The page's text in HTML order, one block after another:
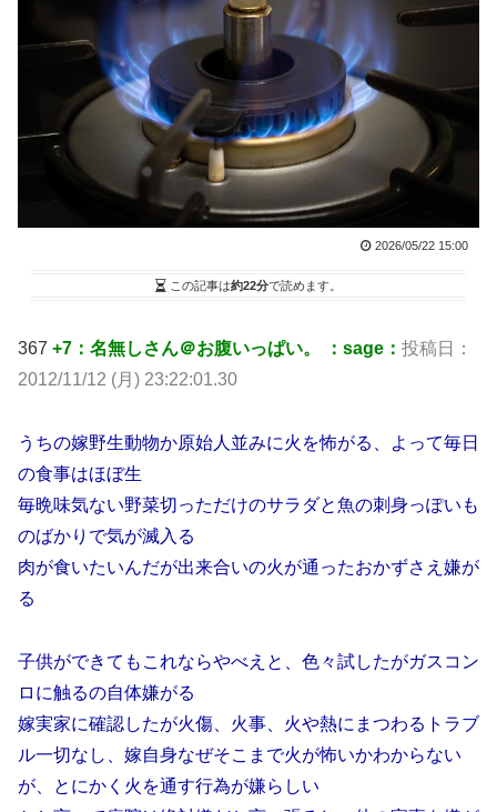
2026/05/22 15:00
この記事は約22分で読めます。
367 +7：名無しさん＠お腹いっぱい。 ：sage： 投稿日：
2012/11/12 (月) 23:22:01.30
うちの嫁野生動物か原始人並みに火を怖がる、よって毎日
の食事はほぼ生
毎晩味気ない野菜切っただけのサラダと魚の刺身っぽいも
のばかりで気が滅入る
肉が食いたいんだが出来合いの火が通ったおかずさえ嫌が
る
子供ができてもこれならやべえと、色々試したがガスコン
ロに触るの自体嫌がる
嫁実家に確認したが火傷、火事、火や熱にまつわるトラブ
ル一切なし、嫁自身なぜそこまで火が怖いかわからない
が、とにかく火を通す行為が嫌らしい